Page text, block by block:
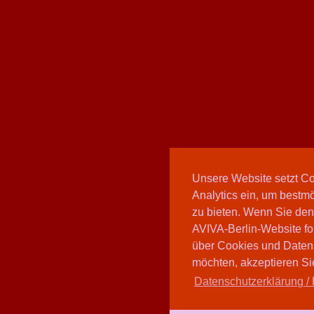
Unsere Website setzt
Analytics ein, um
zu bieten. Wenn Sie
AVIVA-Berlin-Website
über Cookies und
möchten, akzeptieren
Datenschutzerklärung /